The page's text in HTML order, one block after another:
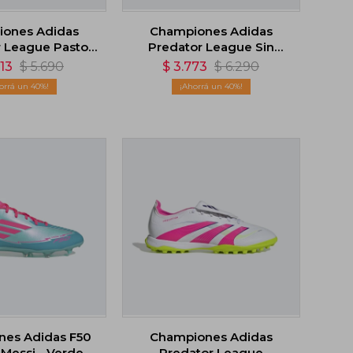
Adidas
Pasto
- Blanco
$ 5.690
40
Championes Adidas
Predator League Sin
Cordones - Blanco
$ 3.773 $ 6.290
40
Adidas F50
Championes Adidas